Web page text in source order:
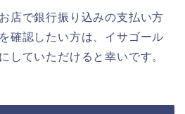
店で銀行振り込みの支払い方
確認したい方は、イサゴール
していただけると幸いです。